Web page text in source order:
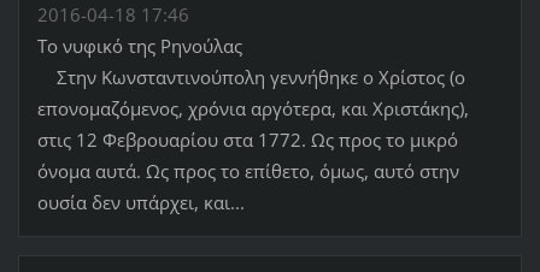
2016-04-18 17:46
Το νυφικό της Ρηνούλας
Στην Κωνσταντινούπολη γεννήθηκε ο Χρίστος (ο
επονομαζόμενος, χρόνια αργότερα, και Χριστάκης),
στις 12 Φεβρουαρίου στα 1772. Ως προς το μικρό
όνομα αυτά. Ως προς το επίθετο, όμως, αυτό στην
ουσία δεν υπάρχει, και...